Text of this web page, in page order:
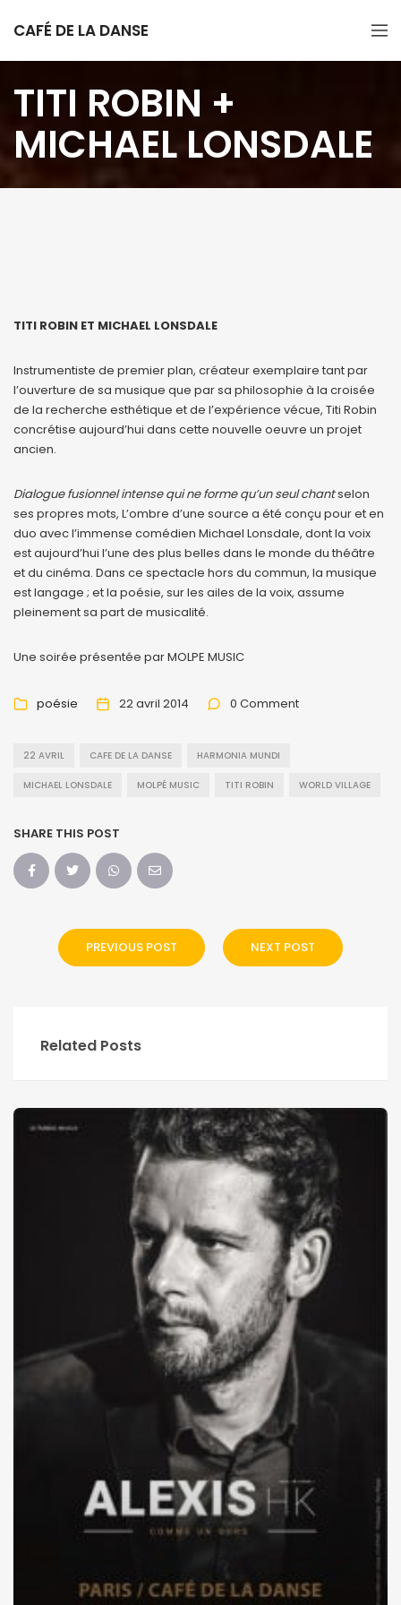
CAFÉ DE LA DANSE
TITI ROBIN +
MICHAEL LONSDALE
TITI ROBIN ET MICHAEL LONSDALE
Instrumentiste de premier plan, créateur exemplaire tant par
l’ouverture de sa musique que par sa philosophie à la croisée
de la recherche esthétique et de l’expérience vécue, Titi Robin
concrétise aujourd’hui dans cette nouvelle oeuvre un projet
ancien.
Dialogue fusionnel intense qui ne forme qu’un seul chantselon
ses propres mots, L’ombre d’une source a été conçu pour et en
duo avec l’immense comédien Michael Lonsdale, dont la voix
est aujourd’hui l’une des plus belles dans le monde du théâtre
et du cinéma. Dans ce spectacle hors du commun, la musique
est langage ; et la poésie, sur les ailes de la voix, assume
pleinement sa part de musicalité.
Une soirée présentée par MOLPE MUSIC
poésie 22 avril 2014 0 Comment
22 AVRIL CAFE DE LA DANSE HARMONIA MUNDI
MICHAEL LONSDALE MOLPÉ MUSIC TITI ROBIN WORLD VILLAGE
SHARE THIS POST
PREVIOUS POST NEXT POST
Related Posts